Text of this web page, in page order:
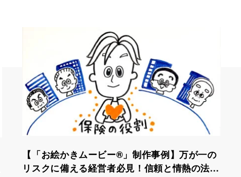
【「お絵かきムービー®」制作事例】万が一の
リスクに備える経営者必見！信頼と情熱の法人